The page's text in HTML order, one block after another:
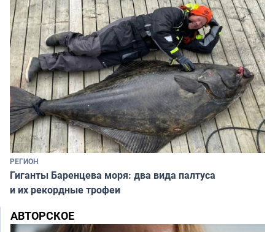
РЕГИОН
Гиганты Баренцева моря: два вида палтуса
и их рекордные трофеи
АВТОРСКОЕ